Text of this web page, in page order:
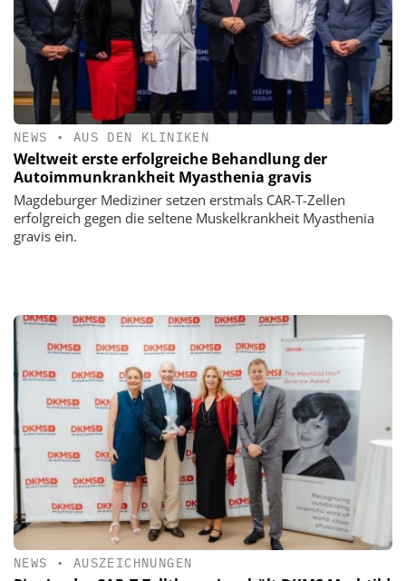
NEWS • AUS DEN KLINIKEN
Weltweit erste erfolgreiche Behandlung der
Autoimmunkrankheit Myasthenia gravis
Magdeburger Mediziner setzen erstmals CAR-T-Zellen
erfolgreich gegen die seltene Muskelkrankheit Myasthenia
gravis ein.
NEWS • AUSZEICHNUNGEN